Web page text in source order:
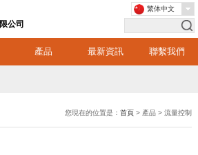
公司
產品 最新資訊 聯繫我們
繁体中文
您現在的位置是：首頁 > 產品 > 流量控制